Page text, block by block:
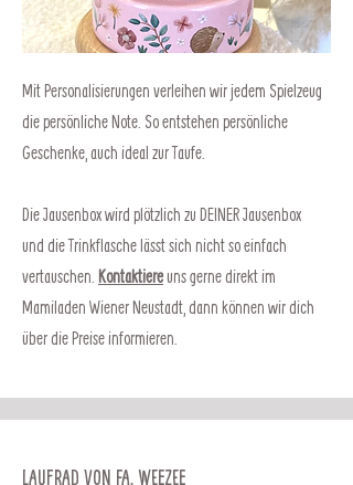
Mit Personalisierungen verleihen wir jedem Spielzeug
die persönliche Note. So entstehen persönliche
Geschenke, auch ideal zur Taufe.
Die Jausenbox wird plötzlich zu DEINER Jausenbox
und die Trinkflasche lässt sich nicht so einfach
vertauschen. Kontaktiereuns gerne direkt im
Mamiladen Wiener Neustadt, dann können wir dich
über die Preise informieren.
Laufrad von fa. weezee